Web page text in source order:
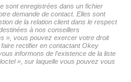
sont enregistrées dans un fichier
demande de contact. Elles sont
de la relation client dans le respect
à nos conseillers
», vous pouvez exercer votre droit
rectifier en contactant Okey
informons de l'existence de la liste
», sur laquelle vous pouvez vous